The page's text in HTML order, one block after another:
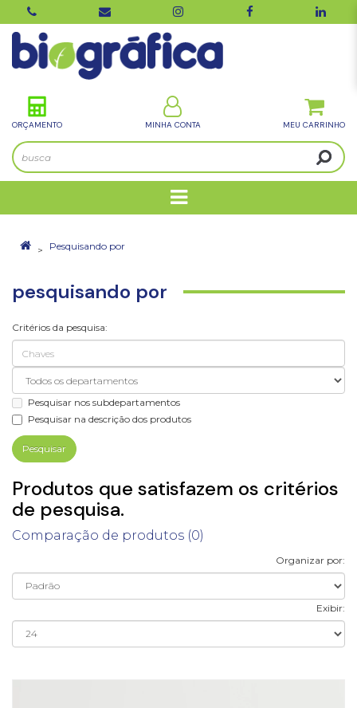
ORÇAMENTO MINHA CONTA
Pesquisando por
pesquisando por
Critérios da pesquisa:
Pesquisar nos subdepartamentos
Pesquisar na descrição dos produtos
Produtos que satisfazem os critérios
de pesquisa.
Comparação de produtos (0)
Organizar por:
Exibir: